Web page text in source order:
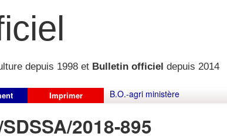
depuis 1998 et Bulletin officiel depuis 2014
Imprimer B.O.-agri ministère
2018-895